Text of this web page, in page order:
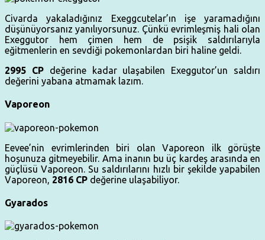
Civarda yakaladığınız Exeggcutelar’ın işe yaramadığını
düşünüyorsanız yanılıyorsunuz. Çünkü evrimleşmiş hali olan
Exeggutor hem çimen hem de psişik saldırılarıyla
eğitmenlerin en sevdiği pokemonlardan biri haline geldi.
2995 CPdeğerine kadar ulaşabilen Exeggutor’un saldırı
değerini yabana atmamak lazım.
Vaporeon
Eevee’nin evrimlerinden biri olan Vaporeon ilk görüşte
hoşunuza gitmeyebilir. Ama inanın bu üç kardeş arasında en
güçlüsü Vaporeon. Su saldırılarını hızlı bir şekilde yapabilen
Vaporeon, 2816 CP değerine ulaşabiliyor.
Gyarados